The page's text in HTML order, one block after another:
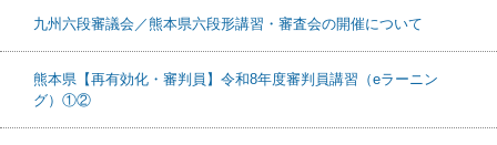
九州六段審議会／熊本県六段形講習・審査会の開催について
熊本県【再有効化・審判員】令和8年度審判員講習（eラーニン
グ）①②